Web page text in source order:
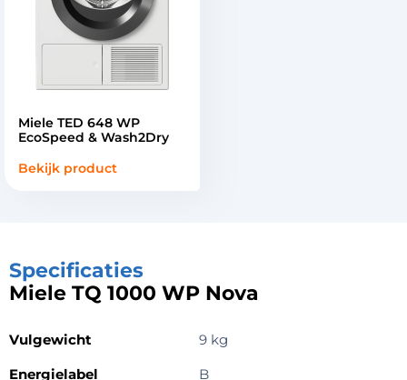
Miele TED 648 WP
EcoSpeed & Wash2Dry
Bekijk product
Specificaties
Miele TQ 1000 WP Nova
Vulgewicht
9 kg
Energielabel
B